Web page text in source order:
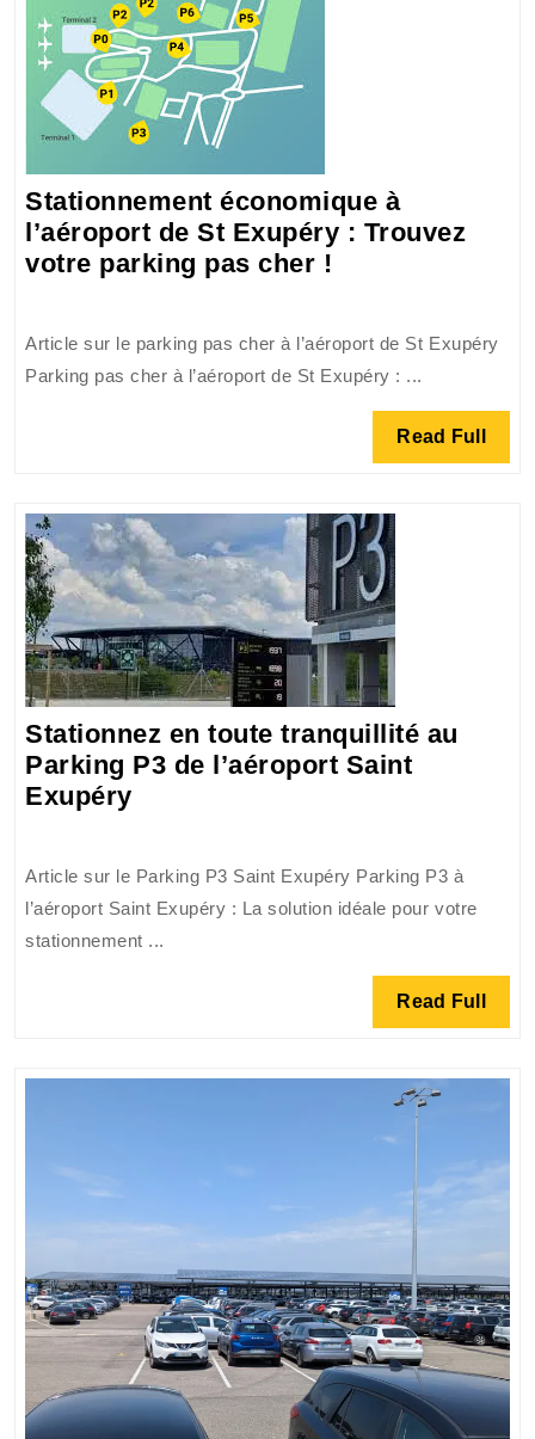
Stationnement économique à
l’aéroport de St Exupéry : Trouvez
votre parking pas cher !
l’aéroport
de
Exupéry
Trouvez
votre
parking
pas
cher
!
Article sur le parking pas cher à l’aéroport de St Exupéry
Parking pas cher à l’aéroport de St Exupéry : ...
Read Full Read
Full
Stationnez en toute tranquillité au
Parking P3 de l’aéroport Saint
ExupéryStationnez
tranquillité
au
Parking
Saint
Article sur le Parking P3 Saint Exupéry Parking P3 à
l’aéroport Saint Exupéry : La solution idéale pour votre
stationnement ...
Read Full Read
Full